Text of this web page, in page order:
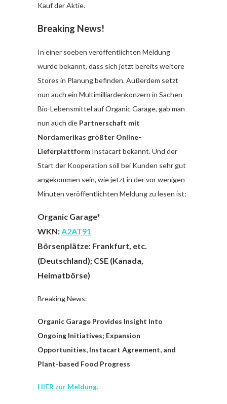
Kauf der Aktie.
Breaking News!
In einer soeben veröffentlichten Meldung
wurde bekannt, dass sich jetzt bereits weitere
Stores in Planung befinden. Außerdem setzt
nun auch ein Multimilliardenkonzern in Sachen
Bio-Lebensmittel auf Organic Garage, gab man
nun auch die Partnerschaft mit
Nordamerikas größter Online-
Lieferplattform Instacart bekannt. Und der
Start der Kooperation soll bei Kunden sehr gut
angekommen sein, wie jetzt in der vor wenigen
Minuten veröffentlichten Meldung zu lesen ist:
Organic Garage*
WKN:A2AT91
Börsenplätze: Frankfurt, etc.
(Deutschland); CSE (Kanada,
Heimatbörse)
Breaking News:
Organic Garage Provides Insight Into
Ongoing Initiatives; Expansion
Opportunities, Instacart Agreement, and
Plant-based Food Progress
HIER zur Meldung.